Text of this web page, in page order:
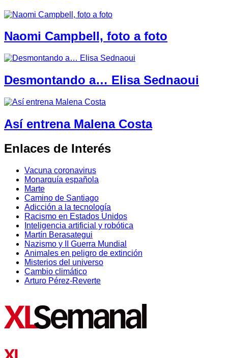
Naomi Campbell, foto a foto
Desmontando a… Elisa Sednaoui
Así entrena Malena Costa
Enlaces de Interés
Vacuna coronavirus
Monarquía española
Marte
Camino de Santiago
Adicción a la tecnología
Racismo en Estados Unidos
Inteligencia artificial y robótica
Martín Berasategui
Nazismo y II Guerra Mundial
Animales en peligro de extinción
Misterios del universo
Cambio climático
Arturo Pérez-Reverte